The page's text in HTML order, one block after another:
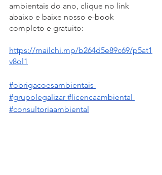
ambientais do ano, clique no link
abaixo e baixe nosso e-book
completo e gratuito:
https://mailchi.mp/b264d5e89c69/p5at1
v8ol1
#obrigacoesambientais
#grupolegalizar #licencaambiental
#consultoriaambiental